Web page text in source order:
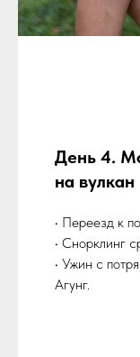
День 4.
на вулкан
• Переезд к
• Снорклинг
• Ужин с
Агунг.